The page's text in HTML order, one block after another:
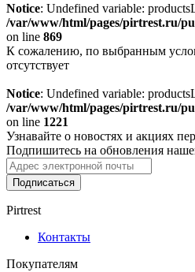
Notice: Undefined variable:
/var/www/html/pages/pirtrest.ru/
on line 869
К сожалению, по выбранным
отсутствует
Notice: Undefined variable:
/var/www/html/pages/pirtrest.ru/
on line 1221
Узнавайте о новостях и акциях
Подпишитесь на обновления
Подписаться
Pirtrest
Контакты
Покупателям